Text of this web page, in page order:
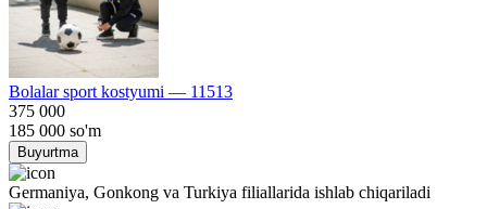
Bolalar sport kostyumi — 11513
375 000
185 000 so'm
Buyurtma
Germaniya, Gonkong va Turkiya filiallarida ishlab chiqariladi